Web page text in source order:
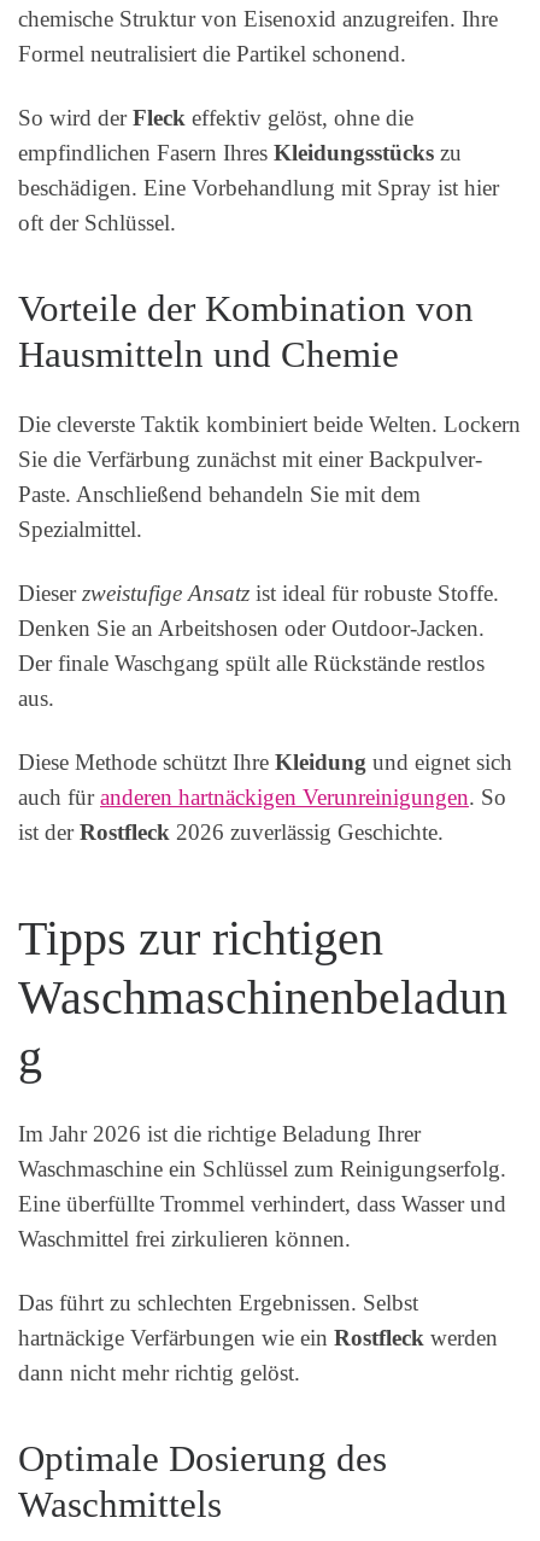
chemische Struktur von Eisenoxid anzugreifen. Ihre
Formel neutralisiert die Partikel schonend.
So wird derFleck effektiv gelöst, ohne die
empfindlichen Fasern Ihres Kleidungsstücks zu
beschädigen. Eine Vorbehandlung mit Spray ist hier
oft der Schlüssel.
Vorteile der Kombination von
Hausmitteln und Chemie
Die cleverste Taktik kombiniert beide Welten. Lockern
Sie die Verfärbung zunächst mit einer Backpulver-
Paste. Anschließend behandeln Sie mit dem
Spezialmittel.
Dieserzweistufige Ansatz ist ideal für robuste Stoffe.
Denken Sie an Arbeitshosen oder Outdoor-Jacken.
Der finale Waschgang spült alle Rückstände restlos
aus.
Diese Methode schützt Ihre Kleidung und eignet sich
auch füranderen hartnäckigen Verunreinigungen. So
ist derRostfleck 2026 zuverlässig Geschichte.
Tipps zur richtigen
Waschmaschinenbeladun
g
Im Jahr 2026 ist die richtige Beladung Ihrer
Waschmaschine ein Schlüssel zum Reinigungserfolg.
Eine überfüllte Trommel verhindert, dass Wasser und
Waschmittel frei zirkulieren können.
Das führt zu schlechten Ergebnissen. Selbst
hartnäckige Verfärbungen wie ein Rostfleck werden
dann nicht mehr richtig gelöst.
Optimale Dosierung des
Waschmittels